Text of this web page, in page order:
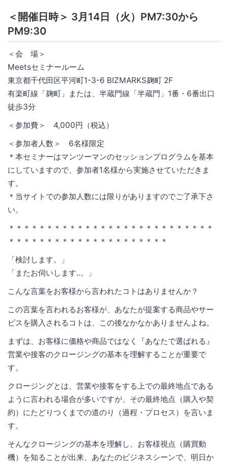
＜開催日時＞ 3月14日（火）PM7:30から
PM9:30
＜会 場＞
Meetsセミナールーム
東京都千代田区平河町1-3-6 BIZMARKS麹町 2F
有楽町線「麹町」または、半蔵門線「半蔵門」1番・6番出口
徒歩3分
＜参加費＞ 4,000円（税込）
＜参加者人数＞ 6名様限定
＊本セミナーはマンツーマンのセッションプログラムを基本
にしていますので、参加者1名様から実施させていただきま
す。
＊当サイトでの参加人数には限りがありますのでご了承下さ
い。
＊＊＊＊＊＊＊＊＊＊＊＊＊＊＊＊＊＊＊＊＊＊＊＊＊＊＊
＊＊＊＊＊＊＊＊＊＊＊＊＊＊＊＊＊＊＊＊＊
「検討します。」
「またお伺いします..。」
こんな言葉をお客様から言われたコトはありませんか？
この言葉を言われるお客様が、あなたが提案する商品やサー
ビスを購入されるコトは、この後なかなかありませんよね。
まずは、お客様に価格や商品ではなく『あなたで選ばれる』
営業や接客のクロージングの基本を理解することが重要で
す。
クロージングとは、営業や接客をする上での最終地点である
ように言われる場合が多いですが、その最終地点（購入や契
約）にたどりつくまでの道のり（過程・プロセス）を言いま
す。
そんなクロージングの基本を理解し、お客様視点（購買動
機）を知ることが出来、あなたのビジネスシーンで、明日か